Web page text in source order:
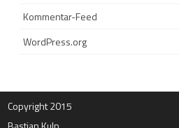
Kommentar-Feed
WordPress.org
Copyright 2015